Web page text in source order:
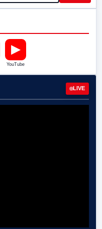
▶
YouTube
LIVE